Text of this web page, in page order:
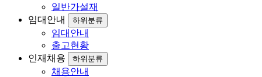
일반가설재
임대안내
하위분류
임대안내
출고현황
인재채용
하위분류
채용안내